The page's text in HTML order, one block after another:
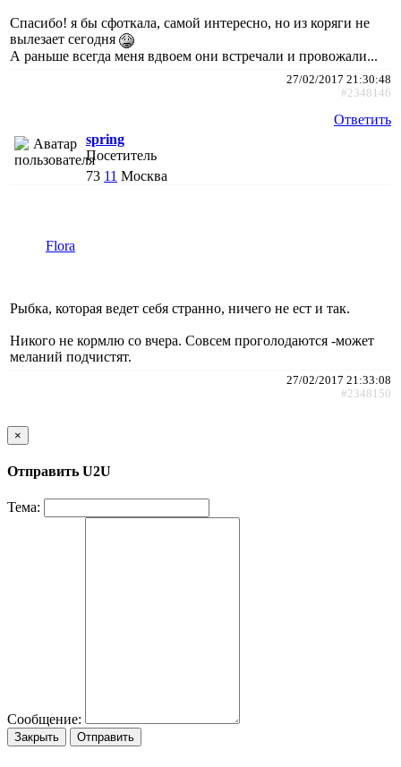
Спасибо! я бы сфоткала, самой интересно, но из коряги не
вылезает сегодня
А раньше всегда меня вдвоем они встречали и провожали...
27/02/2017 21:30:48
#2348146
Ответить
spring
Посетитель
73 11 Москва
Flora
Рыбка, которая ведет себя странно, ничего не ест и так.
Никого не кормлю со вчера. Совсем проголодаются -может
меланий подчистят.
27/02/2017 21:33:08
#2348150
×
Отправить U2U
Тема:
Сообщение:
Закрыть Отправить